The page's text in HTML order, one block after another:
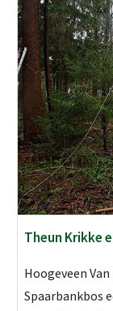
Theun Krikke
Hoogeveen
Spaarbankbos